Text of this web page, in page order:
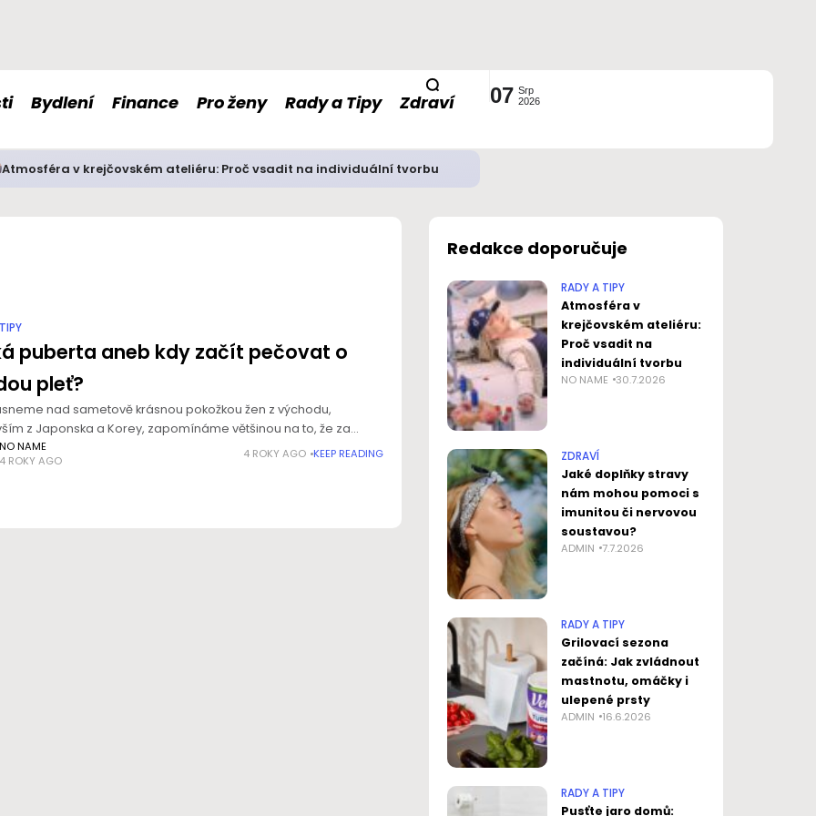
Bydlení Finance Pro ženy Rady a Tipy Zdraví 07 Srp
2026
Atmosféra v krejčovském ateliéru: Proč vsadit na individuální tvorbu
puberta aneb kdy začít pečovat o
pleť?
nad sametově krásnou pokožkou žen z východu,
z Japonska a Korey, zapomínáme většinou na to, že za
nemohou jen zázračné složky v kosmetice. Základní roli
NO NAME
4 ROKY AGO
4 ROKY AGO KEEP READING
Redakce doporučuje
RADY A TIPY
Atmosféra v
krejčovském ateliéru:
Proč vsadit na
individuální tvorbu
NO NAME 30.7.2026
ZDRAVÍ
Jaké doplňky stravy
nám mohou pomoci s
imunitou či nervovou
soustavou?
ADMIN 7.7.2026
RADY A TIPY
Grilovací sezona
začíná: Jak zvládnout
mastnotu, omáčky i
ulepené prsty
ADMIN 16.6.2026
RADY A TIPY
Pusťte jaro domů: